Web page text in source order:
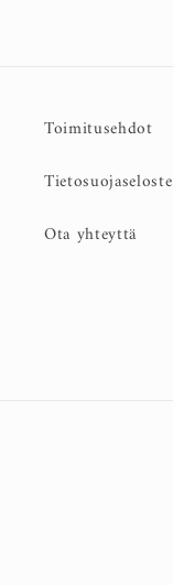
Toimitusehdot
Tietosuojaseloste
Ota yhteyttä